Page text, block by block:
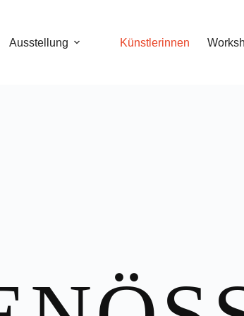
Ausstellung Künstlerinnen